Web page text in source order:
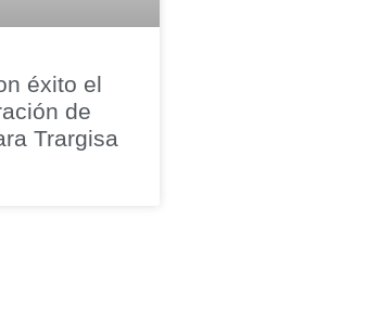
éxito el
de
Trargisa